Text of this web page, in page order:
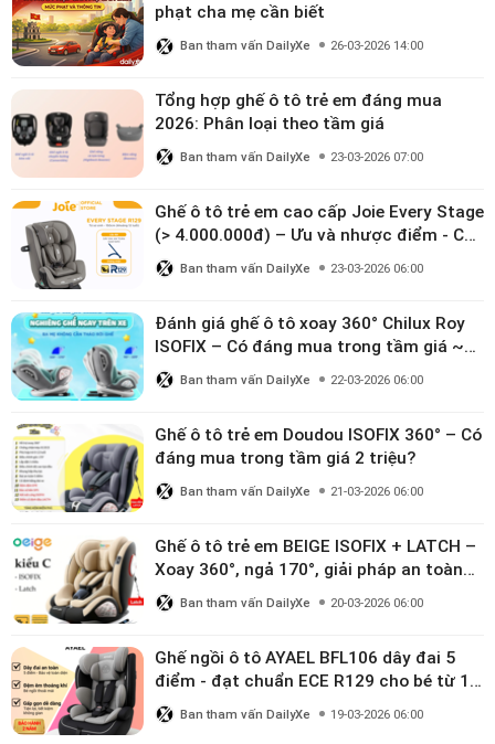
phạt cha mẹ cần biết
Ban tham vấn DailyXe 26-03-2026 14:00
Tổng hợp ghế ô tô trẻ em đáng mua
2026: Phân loại theo tầm giá
Ban tham vấn DailyXe 23-03-2026 07:00
Ghế ô tô trẻ em cao cấp Joie Every Stage
(> 4.000.000đ) – Ưu và nhược điểm - Có
đáng đầu tư cho bé từ 0–12 tuổi?
Ban tham vấn DailyXe 23-03-2026 06:00
Đánh giá ghế ô tô xoay 360° Chilux Roy
ISOFIX – Có đáng mua trong tầm giá ~3
triệu
Ban tham vấn DailyXe 22-03-2026 06:00
Ghế ô tô trẻ em Doudou ISOFIX 360° – Có
đáng mua trong tầm giá 2 triệu?
Ban tham vấn DailyXe 21-03-2026 06:00
Ghế ô tô trẻ em BEIGE ISOFIX + LATCH –
Xoay 360°, ngả 170°, giải pháp an toàn
linh hoạt cho bé 0–10 tuổi
Ban tham vấn DailyXe 20-03-2026 06:00
Ghế ngồi ô tô AYAEL BFL106 dây đai 5
điểm - đạt chuẩn ECE R129 cho bé từ 1–
10 tuổi
Ban tham vấn DailyXe 19-03-2026 06:00